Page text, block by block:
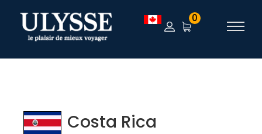
TEST 0
Costa Rica